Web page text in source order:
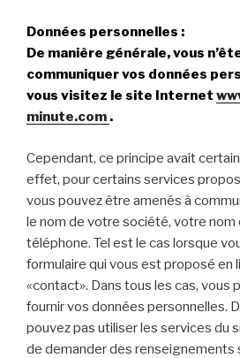
Données personnelles :
De manière générale, vous
communiquer vos données
vous visitez le site Internet
minute.com .
Cependant, ce principe avait
effet, pour certains services
vous pouvez être amenés à
le nom de votre société, votre nom
téléphone. Tel est le cas lorsque
formulaire qui vous est proposé en
«contact». Dans tous les cas, vous
fournir vos données personnelles.
pouvez pas utiliser les services du
de demander des renseignements